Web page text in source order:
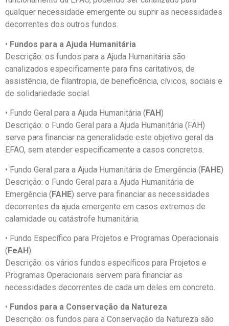
qualquer necessidade emergente ou suprir as necessidades
decorrentes dos outros fundos.
• Fundos para a Ajuda Humanitária
Descrição: os fundos para a Ajuda Humanitária são
canalizados especificamente para fins caritativos, de
assistência, de filantropia, de beneficência, cívicos, sociais e
de solidariedade social.
• Fundo Geral para a Ajuda Humanitária ( FAH )
Descrição: o Fundo Geral para a Ajuda Humanitária (FAH)
serve para financiar na generalidade este objetivo geral da
EFAO, sem atender especificamente a casos concretos.
• Fundo Geral para a Ajuda Humanitária de Emergência (FAHE)
Descrição: o Fundo Geral para a Ajuda Humanitária de
Emergência (FAHE) serve para financiar as necessidades
decorrentes da ajuda emergente em casos extremos de
calamidade ou catástrofe humanitária.
• Fundo Específico para Projetos e Programas Operacionais
(FeAH)
Descrição: os vários fundos específicos para Projetos e
Programas Operacionais servem para financiar as
necessidades decorrentes de cada um deles em concreto.
• Fundos para a Conservação da Natureza
Descrição: os fundos para a Conservação da Natureza são